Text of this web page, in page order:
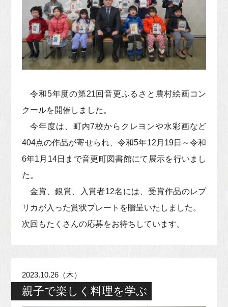
令和5年度の第21回音更ふるさと農村絵画コン
クールを開催しました。
今年度は、町内7校からクレヨンや水彩画など
404点の作品が寄せられ、令和5年12月19日～令和
6年1月14日まで音更町図書館にて展示を行いまし
た。
金賞、銀賞、入賞者12名には、受賞作品のレプ
リカが入った賞状プレートを贈呈いたしました。
次回もたくさんの応募をお待ちしています。
2023.10.26（木）
親子で楽しく料理を学ぶ